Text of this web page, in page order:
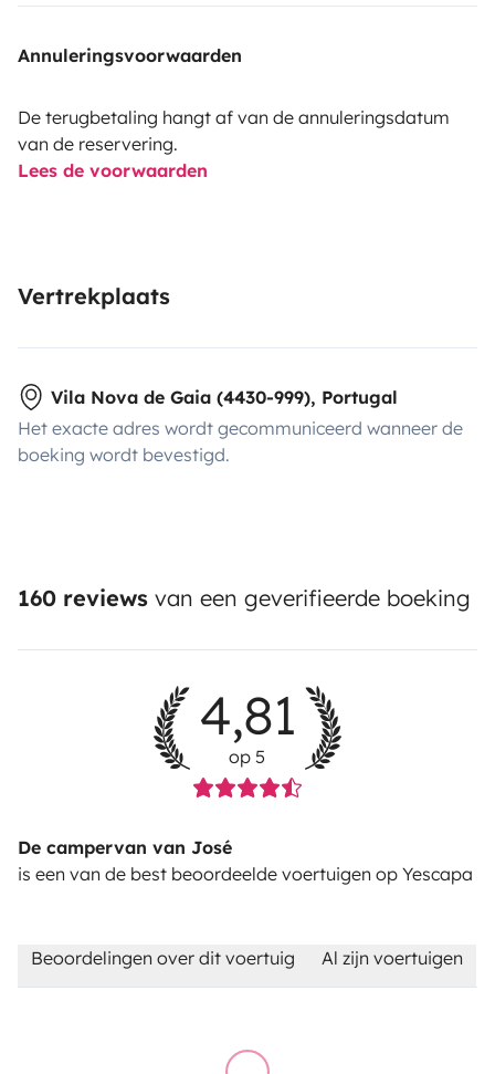
- Roupa de Cama
- Champô, gel de banho, papel higiénico
- Liquido tratamento da Sanita
Annuleringsvoorwaarden
De terugbetaling hangt af van de annuleringsdatum
van de reservering.
Lees de voorwaarden
Vertrekplaats
Vila Nova de Gaia (4430-999), Portugal
Het exacte adres wordt gecommuniceerd wanneer de
boeking wordt bevestigd.
160 reviews van een geverifieerde boeking
4,81
op 5
De campervan van José
is een van de best beoordeelde voertuigen op Yescapa
Beoordelingen over dit voertuig Al zijn voertuigen